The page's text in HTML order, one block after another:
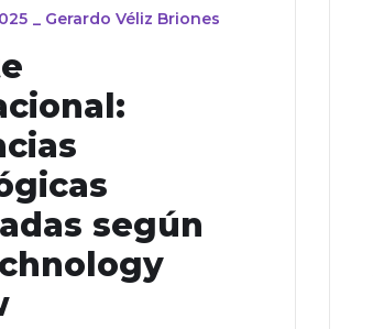
_ Gerardo Véliz Briones
según